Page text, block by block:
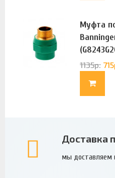
Муфта
1135р. 715
Доставка
мы доставляем